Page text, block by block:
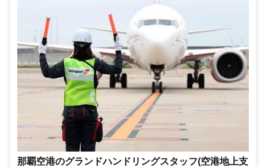
那覇空港のグランドハンドリングスタッフ(空港地上支